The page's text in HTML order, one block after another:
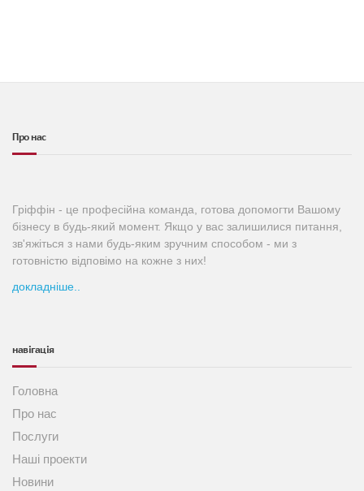
Про нас
Гріффін - це професійна команда, готова допомогти Вашому
бізнесу в будь-який момент. Якщо у вас залишилися питання,
зв'яжіться з нами будь-яким зручним способом - ми з
готовністю відповімо на кожне з них!
докладніше..
навігація
Головна
Про нас
Послуги
Наші проекти
Новини